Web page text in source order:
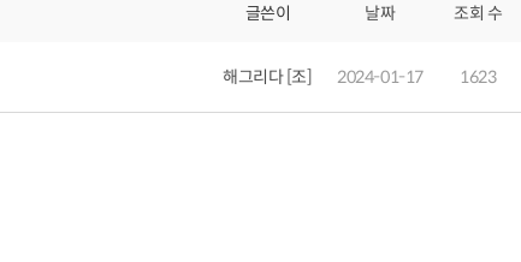
글쓴이 날짜 조회 수
해그리다 [조] 2024-01-17 1623